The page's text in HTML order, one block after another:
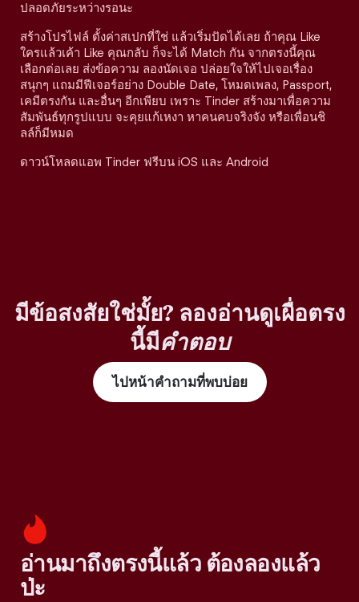
ปลอดภัยระหว่างรอนะ
สร้างโปรไฟล์ ตั้งค่าสเปกที่ใช่ แล้วเริ่มปัดได้เลย ถ้าคุณ Like
ใครแล้วเค้า Like คุณกลับ ก็จะได้ Match กัน จากตรงนี้คุณ
เลือกต่อเลย ส่งข้อความ ลองนัดเจอ ปล่อยใจให้ไปเจอเรื่อง
สนุกๆ แถมมีฟีเจอร์อย่าง Double Date, โหมดเพลง, Passport,
เคมีตรงกัน และอื่นๆ อีกเพียบ เพราะ Tinder สร้างมาเพื่อความ
สัมพันธ์ทุกรูปแบบ จะคุยแก้เหงา หาคนคบจริงจัง หรือเพื่อนชิ
ลล์ก็มีหมด
ดาวน์โหลดแอพ Tinder ฟรีบน iOS และ Android
มีข้อสงสัยใช่มั้ย? ลองอ่านดูเผื่อตรง
นี้มีคำตอบ
ไปหน้าคำถามที่พบบ่อย
อ่านมาถึงตรงนี้แล้ว ต้องลองแล้ว
ป่ะ